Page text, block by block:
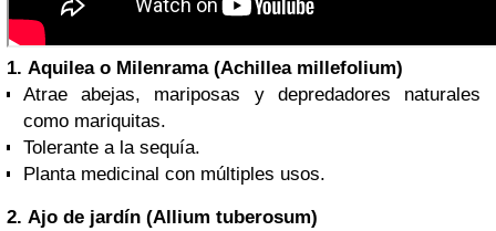
1. Aquilea o Milenrama (Achillea millefolium)
Atrae abejas, mariposas y depredadores naturales
como mariquitas.
Tolerante a la sequía.
Planta medicinal con múltiples usos.
2. Ajo de jardín (Allium tuberosum)